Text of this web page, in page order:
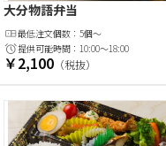
大分物語弁当
最低注文個数： 5個～
提供可能時間： 10:00～18:00
￥2,100 （税抜）